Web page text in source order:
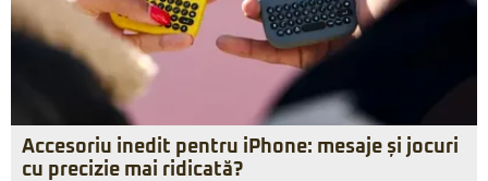
Accesoriu inedit pentru iPhone: mesaje și jocuri
cu precizie mai ridicată?